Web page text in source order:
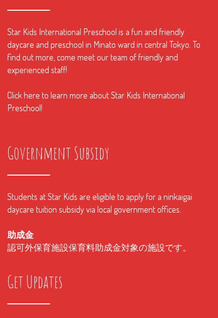
Star Kids International Preschool is a fun and friendly
daycare and preschool in Minato ward in central Tokyo. To
find out more, come meet our team of friendly and
experienced staff!
Click here to learn more about Star Kids International
Preschool!
Government Subsidy
Students at Star Kids are eligible to apply for a ninkaigai
daycare tuition subsidy via local government offices.
助成金
認可外保育施設保育料助成金対象の施設です。
Get Updates